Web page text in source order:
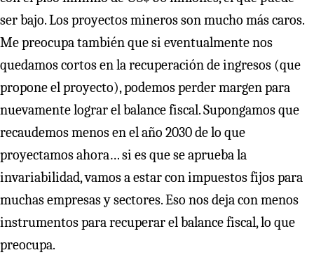
ser bajo. Los proyectos mineros son mucho más caros.
Me preocupa también que si eventualmente nos
quedamos cortos en la recuperación de ingresos (que
propone el proyecto), podemos perder margen para
nuevamente lograr el balance fiscal. Supongamos que
recaudemos menos en el año 2030 de lo que
proyectamos ahora… si es que se aprueba la
invariabilidad, vamos a estar con impuestos fijos para
muchas empresas y sectores. Eso nos deja con menos
instrumentos para recuperar el balance fiscal, lo que
preocupa.